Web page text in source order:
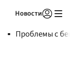
Новости
Проблемы с